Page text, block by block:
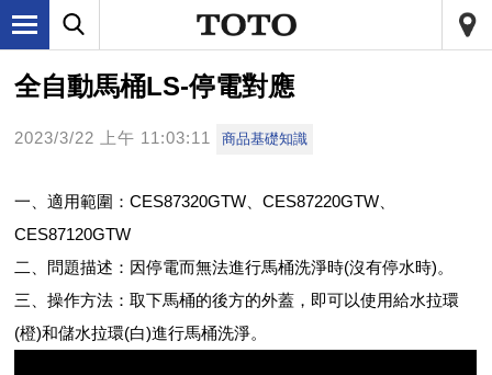
全自動馬桶LS-停電對應
2023/3/22 上午 11:03:11 商品基礎知識
一、適用範圍：CES87320GTW、CES87220GTW、
CES87120GTW
二、問題描述：因停電而無法進行馬桶洗淨時(沒有停水時)。
三、操作方法：取下馬桶的後方的外蓋，即可以使用給水拉環
(橙)和儲水拉環(白)進行馬桶洗淨。